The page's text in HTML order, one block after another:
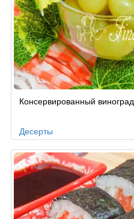
Консервированный виноград
Десерты